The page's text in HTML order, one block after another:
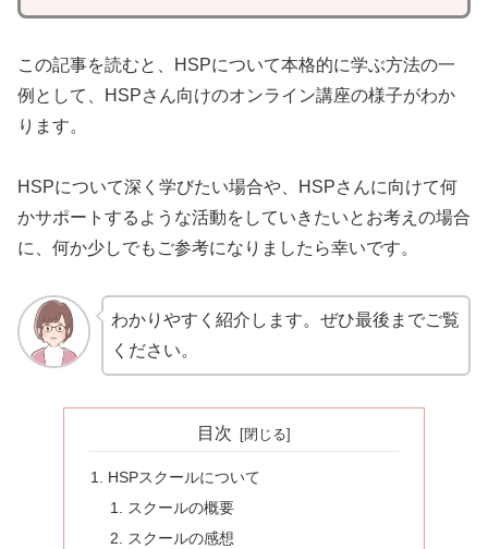
この記事を読むと、HSPについて本格的に学ぶ方法の一
例として、HSPさん向けのオンライン講座の様子がわか
ります。
HSPについて深く学びたい場合や、HSPさんに向けて何
かサポートするような活動をしていきたいとお考えの場合
に、何か少しでもご参考になりましたら幸いです。
わかりやすく紹介します。ぜひ最後までご覧
ください。
目次
HSPスクールについて
スクールの概要
スクールの感想